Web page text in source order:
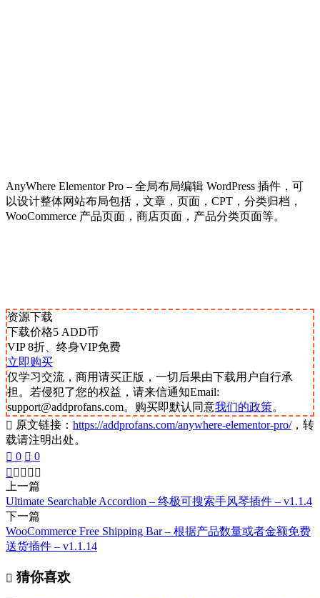
AnyWhere Elementor Pro – 全局布局编辑 WordPress 插件，可
以设计整体网站布局包括，文章，页面，CPT，分类归档，
WooCommerce 产品页面，商店页面，产品分类页面等。
资源下载
下载价格5 ADD币
VIP 8折、终身VIP免费
立即购买
仅学习交流，商用请买正版，一切后果由下载用户自行承
担。若侵犯了您的权益，请来信通知Email:
support@addprofans.com。购买即默认同意我们的政策。
原文链接： https://addprofans.com/anywhere-elementor-pro/，转
载请注明出处。
0
0
上一篇
Ultimate Searchable Accordion – 终极可搜索手风琴插件 – v1.1.4
下一篇
WooCommerce Free Shipping Bar – 根据产品数量或者金额免费
送货插件 – v1.1.14
猜你喜欢